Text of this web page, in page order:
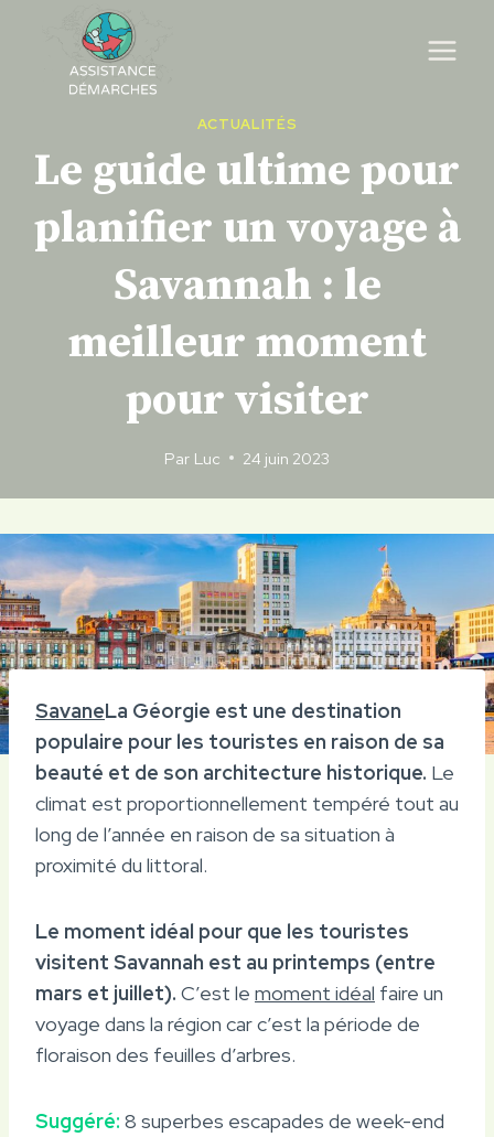
content
ACTUALITÉS
Le guide ultime pour
planifier un voyage à
Savannah : le
meilleur moment
pour visiter
Par Luc 24 juin 2023
SavaneLa Géorgie est une destination
populaire pour les touristes en raison de sa
beauté et de son architecture historique. Le
climat est proportionnellement tempéré tout au
long de l’année en raison de sa situation à
proximité du littoral.
Le moment idéal pour que les touristes
visitent Savannah est au printemps (entre
mars et juillet). C’est le moment idéal faire un
voyage dans la région car c’est la période de
floraison des feuilles d’arbres.
Suggéré: 8 superbes escapades de week-end